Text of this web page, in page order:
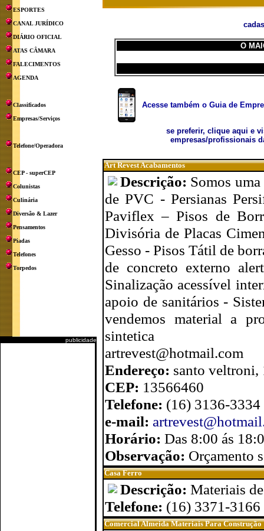
ESPORTES
CANAL JURÍDICO
DIÁRIO OFICIAL
ATAS CÂMARA
FALECIMENTOS
AGENDA
Classificados
Empresas/Serviços
Telefone/Operadora
CEP - superCEP
Colunistas
Culinária
Diversão & Lazer
Pensamentos
Piadas
Telefones
Torpedos
publicidade
O
Acesse também o Guia de
se preferir, clique aqui e
empresas/profissionais
Art Revest Acabamentos
Descrição: Somos
de PVC - Persianas
Paviflex – Pisos de
Divisória de Placas
Gesso - Pisos Tátil de
de concreto externo
Sinalização acessível
apoio de sanitários -
vendemos material a
sintetica
artrevest@hotmail.com
Endereço: santo veltroni,
CEP: 13566460
Telefone: (16) 3136-
e-mail:
Horário: Das 8:00 ás
Observação: Orçamento
Casa Ferro
Descrição: Materiais
Telefone: (16) 3371-3166
Comercial Almeida Materiais Para Construção